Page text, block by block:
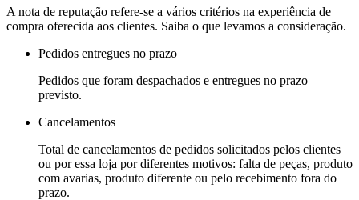
A nota de reputação refere-se a vários critérios na experiência de
compra oferecida aos clientes. Saiba o que levamos a consideração.
Pedidos entregues no prazo
Pedidos que foram despachados e entregues no prazo
previsto.
Cancelamentos
Total de cancelamentos de pedidos solicitados pelos clientes
ou por essa loja por diferentes motivos: falta de peças, produto
com avarias, produto diferente ou pelo recebimento fora do
prazo.